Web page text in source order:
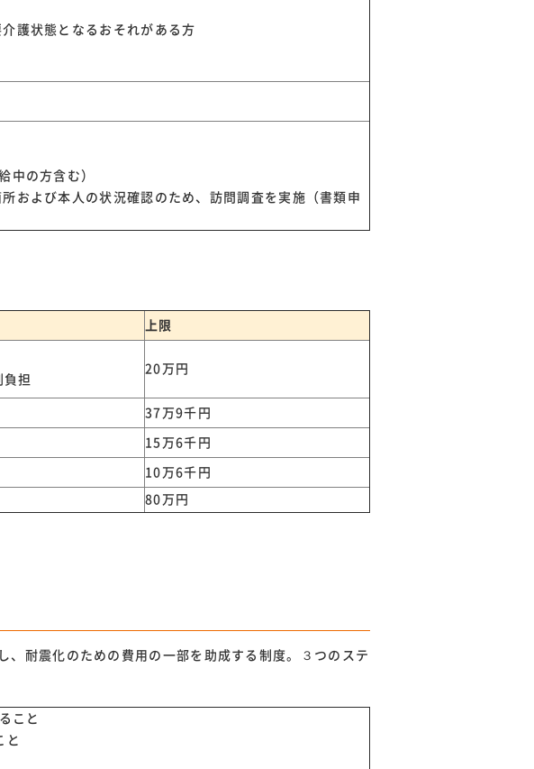
護状態となるおそれがある方
中の方含む）
および本人の状況確認のため、訪問調査を実施（書類申
上限
担
20万円
37万9千円
15万6千円
10万6千円
80万円
、耐震化のための費用の一部を助成する制度。３つのステ
こと
と